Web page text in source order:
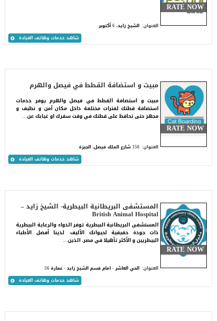
شاهد خدمات وهاتف العيادة
RATE NOW
العنوان: الشيخ زايد، 6 أكتوبر
شاهد خدمات وهاتف العيادة
RATE NOW
مبيت و استضافة القطط في فيصل والهرم
مبيت و استضافة القطط في فيصل والهرم يوفر خدمات
استضافة قطتك لفترات مختلفة داخل مكان آمن و نظيف و
مجهز حتى تحافظ على قطتك في وقت سفرك او غيابك عن…
العنوان: 156 شارع الملك فيصل، الجيزة
شاهد خدمات وهاتف العيادة
RATE NOW
المستشفى البريطانية البيطرية- الشيخ زايد –
British Animal Hospital
المستشفى البريطانية البيطرية توفر الدواء والرعاية البيطرية
ذات جودة حقيقية لحيوانك الأليف. لدينا أفضل الأطباء
البيطريين و الأكثر تأهيلا في مصر، الذين…
العنوان: الحي العاشر - امام قسم الشيخ زايد - عمارة 56